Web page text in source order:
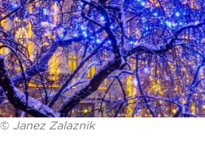
© Janez Zalaznik